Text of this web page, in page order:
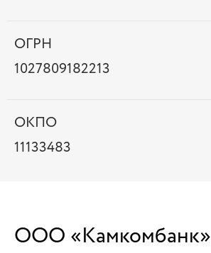
ОГРН
1027809182213
ОКПО
11133483
ООО «Камкомбанк»